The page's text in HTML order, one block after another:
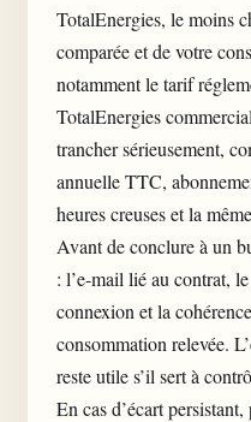
TotalEnergies, le moins
comparée et de votre
notamment le tarif
TotalEnergies
trancher sérieusement,
annuelle TTC,
heures creuses et la
Avant de conclure à un
: l’e-mail lié au contrat,
connexion et la
consommation relevée.
reste utile s’il sert à
En cas d’écart